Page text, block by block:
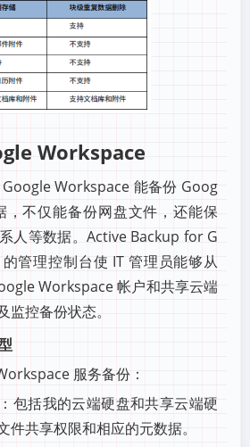
Workspace
Workspace 能备份 Goog
，不仅能备份网盘文件，还能保
人等数据。Active Backup for G
管理控制台使 IT 管理员能够从
Workspace 帐户和共享云端
控备份状态。
服务备份：
包括我的云端硬盘和共享云端硬
件共享权限和相应的元数据。